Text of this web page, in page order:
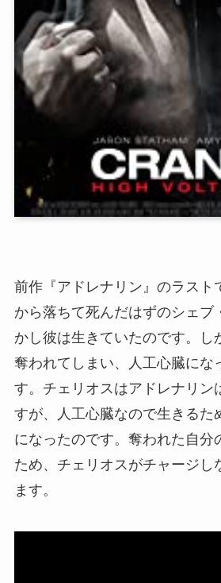
前作『アドレナリン』のラスト
から落ちて死んだはずのシェブ
かし彼は生きていたのです。し
奪われてしまい、人工心臓にな
す。チェリオスはアドレナリン
すが、人工心臓なので生きるた
になったのです。奪われた自分
ため、チェリオスがチャージし
ます。